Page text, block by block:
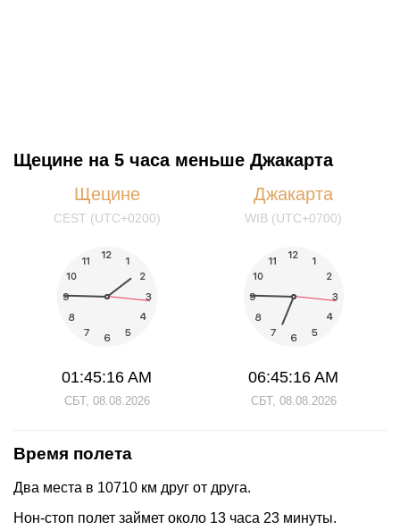
Щецине на 5 часа меньше Джакарта
Щецине
CEST (UTC+0200)
01:45:17 AM
СБТ, 08.08.2026
Джакарта
WIB (UTC+0700)
06:45:17 AM
СБТ, 08.08.2026
Время полета
Два места в 10710 км друг от друга.
Нон-стоп полет займет около 13 часа 23 минуты.